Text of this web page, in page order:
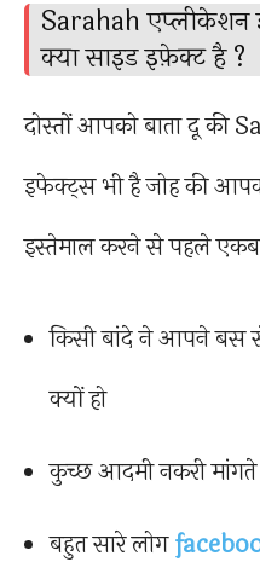
Sarahah एप्लीकेशन
क्या साइड इफ़ेक्ट है ?
दोस्तों आपको बाता दू की
इफेक्ट्स भी है जोह की
इस्तेमाल करने से पहले
किसी बांदे ने आपने बस
क्यों हो
कुच्छ आदमी नकरी
बहुत सारे लोग